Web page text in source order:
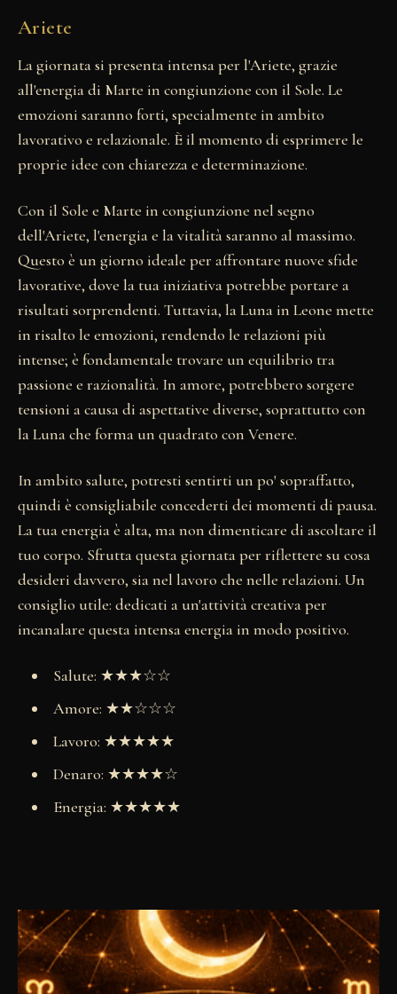
Ariete
La giornata si presenta intensa per l'Ariete, grazie
all'energia di Marte in congiunzione con il Sole. Le
emozioni saranno forti, specialmente in ambito
lavorativo e relazionale. È il momento di esprimere le
proprie idee con chiarezza e determinazione.
Con il Sole e Marte in congiunzione nel segno
dell'Ariete, l'energia e la vitalità saranno al massimo.
Questo è un giorno ideale per affrontare nuove sfide
lavorative, dove la tua iniziativa potrebbe portare a
risultati sorprendenti. Tuttavia, la Luna in Leone mette
in risalto le emozioni, rendendo le relazioni più
intense; è fondamentale trovare un equilibrio tra
passione e razionalità. In amore, potrebbero sorgere
tensioni a causa di aspettative diverse, soprattutto con
la Luna che forma un quadrato con Venere.
In ambito salute, potresti sentirti un po' sopraffatto,
quindi è consigliabile concederti dei momenti di pausa.
La tua energia è alta, ma non dimenticare di ascoltare il
tuo corpo. Sfrutta questa giornata per riflettere su cosa
desideri davvero, sia nel lavoro che nelle relazioni. Un
consiglio utile: dedicati a un'attività creativa per
incanalare questa intensa energia in modo positivo.
Salute: ★★★☆☆
Amore: ★★☆☆☆
Lavoro: ★★★★★
Denaro: ★★★★☆
Energia: ★★★★★